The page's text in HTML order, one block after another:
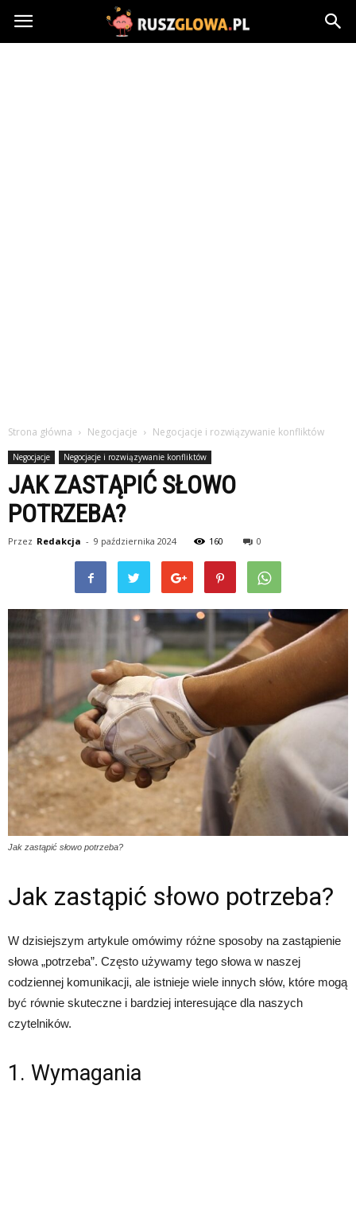
Ruszglowa.pl
Strona główna Negocjacje Negocjacje i rozwiązywanie konfliktów
Negocjacje Negocjacje i rozwiązywanie konfliktów
JAK ZASTĄPIĆ SŁOWO
POTRZEBA?
Przez Redakcja - 9 października 2024 160 0
Jak zastąpić słowo potrzeba?
Jak zastąpić słowo potrzeba?
W dzisiejszym artykule omówimy różne sposoby na zastąpienie
słowa „potrzeba”. Często używamy tego słowa w naszej
codziennej komunikacji, ale istnieje wiele innych słów, które mogą
być równie skuteczne i bardziej interesujące dla naszych
czytelników.
1. Wymagania